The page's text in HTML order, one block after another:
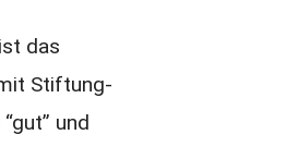
das
Stiftung-
und